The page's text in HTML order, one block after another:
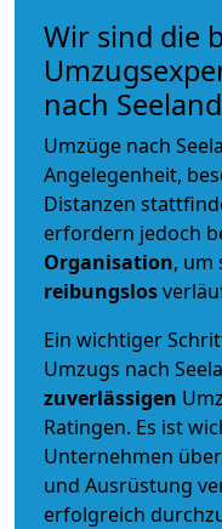
Wir sind die
nach Seeland
Umzüge nach
Angelegenheit,
Distanzen
erfordern jedoch
Organisation, um
reibungslos
Ein wichtiger
Umzugs nach
zuverlässigen
Ratingen. Es ist
Unternehmen
und Ausrüstung
erfolgreich